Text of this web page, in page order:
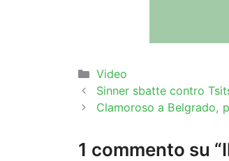
Categorie
Video
Sinner sbatte contro
Clamoroso a Belgrado,
1 commento su